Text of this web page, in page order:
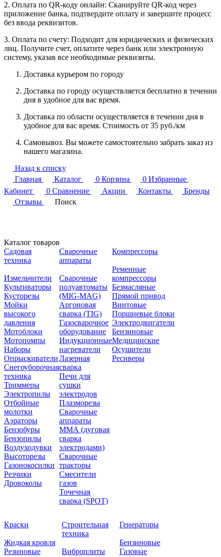
2. Оплата по QR-коду онлайн: Сканируйте QR-код через
приложение банка, подтвердите оплату и завершите процесс
без ввода реквизитов.
3. Оплата по счету: Подходит для юридических и физических
лиц. Получите счет, оплатите через банк или электронную
систему, указав все необходимые реквизиты.
Доставка курьером по городу
Доставка по городу осуществляется бесплатно в течении
дня в удобное для вас время.
Доставка по области осуществляется в течении дня в
удобное для вас время. Стоимость от 35 руб./км
Самовывоз. Вы можете самостоятельно забрать заказ из
нашего магазина.
Назад к списку
Главная
Каталог 0 Корзина 0 Избранные
Кабинет
0 Сравнение Акции Контакты
Бренды
Отзывы
Поиск
Каталог товаров
Садовая
техника
Измельчители
Культиваторы
Кусторезы
Мойки
высокого
давления
Мотоблоки
Мотопомпы
Наборы
Опрыскиватели
Снегоуборочная
техника
Триммеры
Электропилы
Отбойные
молотки
Аэраторы
Бензобуры
Бензопилы
Воздуходувки
Высоторезы
Газонокосилки
Резчики
Дровоколы
Сварочные
аппараты
Сварочные
полуавтоматы
(MIG-MAG)
Аргоновая
сварка (TIG)
Газосварочное
оборудование
Индукционные
нагреватели
Лазерная
сварка
Печи для
сушки
электродов
Плазморезы
Сварочные
аппараты
ММА (дуговая
сварка
электродами)
Сварочные
тракторы
Смесители
газов
Точечная
сварка (SPOT)
Компрессоры
Ременные
компрессоры
Безмасляные
Прямой привод
Винтовые
Поршневые блоки
Электродвигатели
Бензиновые
Медицинские
Осушители
Ресиверы
Краски
Жидкая кровля
Резиновые
Строительная
техника
Виброплиты
Генераторы
Бензиновые
Газовые